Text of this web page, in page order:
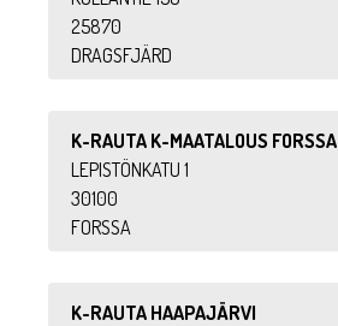
25870
DRAGSFJÄRD
K-RAUTA K-MAATALOUS FORSSA
LEPISTÖNKATU 1
30100
FORSSA
K-RAUTA HAAPAJÄRVI